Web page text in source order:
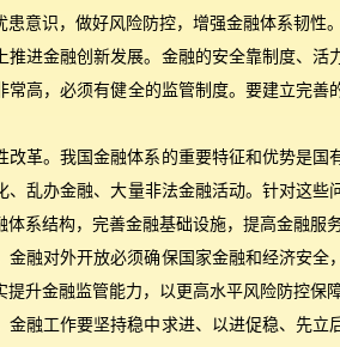
意识，做好风险防控，增强金融体系韧性。
进金融创新发展。金融的安全靠制度、活
常高，必须有健全的监管制度。要建立完
改革。我国金融体系的重要特征和优势是
乱办金融、大量非法金融活动。针对这些
系结构，完善金融基础设施，提高金融服
金融对外开放必须确保国家金融和经济安
升金融监管能力，以更高水平风险防控保
融工作要坚持稳中求进、以进促稳、先立